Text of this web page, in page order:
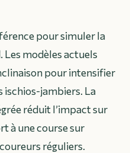
pour simuler la
Les modèles actuels
pour intensifier
ischios-jambiers. La
réduit l’impact sur
à une course sur
réguliers.